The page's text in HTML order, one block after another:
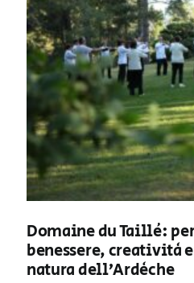
Domaine du Taillé:
benessere, creatività
natura dell’Ardèche